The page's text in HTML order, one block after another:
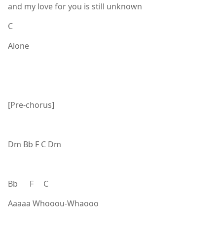
and my love for you is still unknown
C
Alone
[Pre-chorus]
Dm Bb F C Dm
Bb F C
Aaaaa Whooou-Whaooo